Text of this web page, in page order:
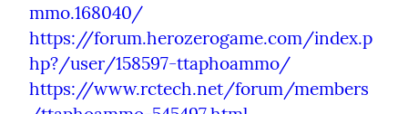
mmo.168040/
https://forum.herozerogame.com/index.p
hp?/user/158597-ttaphoammo/
https://www.rctech.net/forum/members